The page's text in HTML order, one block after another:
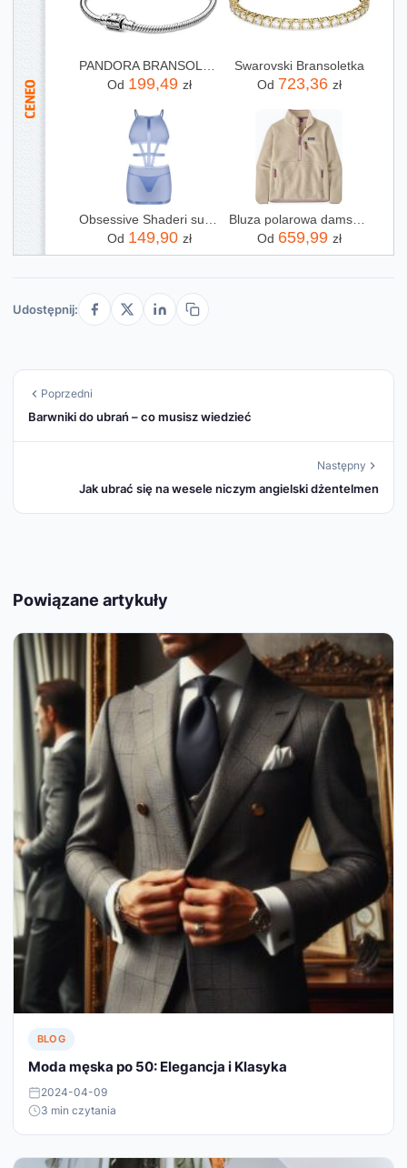
Od 199,49 zł
Swarovski Bransoletka
Od 723,36 zł
Od 149,90 zł
Bluza polarowa damska Patagonia Retro Pile Marsupial dark natural
Od 659,99 zł
Udostępnij:
Poprzedni
Barwniki do ubrań – co musisz wiedzieć
Następny
Jak ubrać się na wesele niczym angielski dżentelmen
Powiązane artykuły
BLOG
Moda męska po 50: Elegancja i Klasyka
2024-04-09
3 min czytania